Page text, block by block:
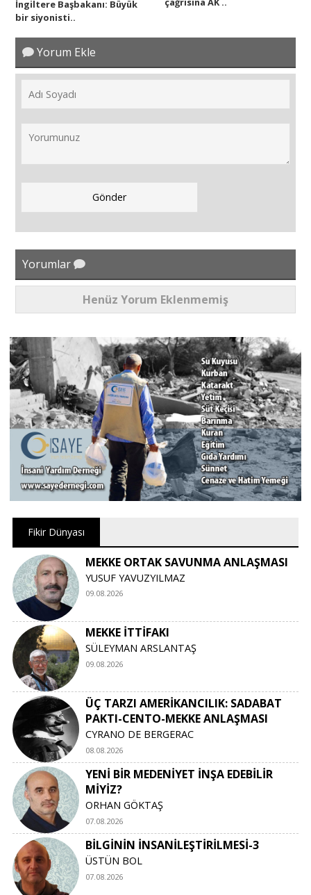
İngiltere Başbakanı: Büyük
bir siyonisti..
Yorum Ekle
Yorumlar
Henüz Yorum Eklenmemiş
Fikir Dünyası
MEKKE ORTAK SAVUNMA ANLAŞMASI
YUSUF YAVUZYILMAZ
09.08.2026
MEKKE İTTİFAKI
SÜLEYMAN ARSLANTAŞ
09.08.2026
ÜÇ TARZI AMERİKANCILIK: SADABAT
PAKTI-CENTO-MEKKE ANLAŞMASI
CYRANO DE BERGERAC
08.08.2026
YENİ BİR MEDENİYET İNŞA EDEBİLİR
MİYİZ?
ORHAN GÖKTAŞ
07.08.2026
BİLGİNİN İNSANİLEŞTİRİLMESİ-3
ÜSTÜN BOL
07.08.2026